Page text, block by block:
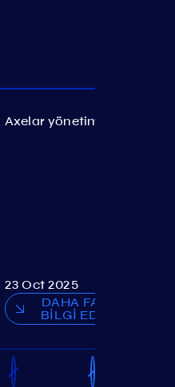
23 Oct 2025
DAHA FAZLA
BİLGİ EDİNİN